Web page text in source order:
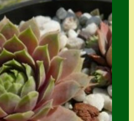
Semps
Warenkorb
Warenkorb
Widerrufsbelehru
ng
Zahlung
Zahlungs- &